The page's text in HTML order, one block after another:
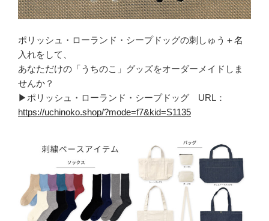
ポリッシュ・ローランド・シープドッグの刺しゅう＋名
入れをして、
あなただけの「うちのこ」グッズをオーダーメイドしま
せんか？
▶ポリッシュ・ローランド・シープドッグ URL：
https://uchinoko.shop/?mode=f7&kid=S1135